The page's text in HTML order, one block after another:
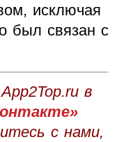
исключая
был связан с
в
с нами,